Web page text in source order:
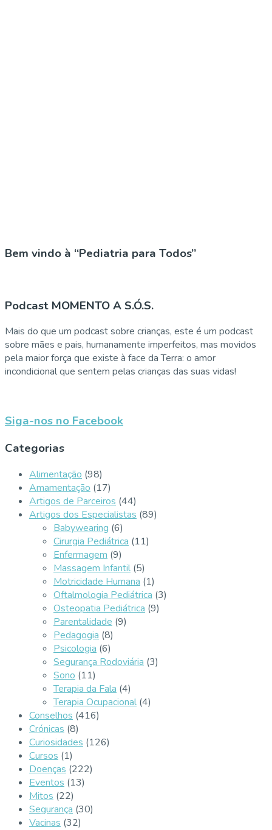
Bem vindo à “Pediatria para Todos”
Podcast MOMENTO A S.Ó.S.
Mais do que um podcast sobre crianças, este é um podcast
sobre mães e pais, humanamente imperfeitos, mas movidos
pela maior força que existe à face da Terra: o amor
incondicional que sentem pelas crianças das suas vidas!
Siga-nos no Facebook
Categorias
Alimentação (98)
Amamentação (17)
Artigos de Parceiros (44)
Artigos dos Especialistas (89)
Babywearing (6)
Cirurgia Pediátrica (11)
Enfermagem (9)
Massagem Infantil (5)
Motricidade Humana (1)
Oftalmologia Pediátrica (3)
Osteopatia Pediátrica (9)
Parentalidade (9)
Pedagogia (8)
Psicologia (6)
Segurança Rodoviária (3)
Sono (11)
Terapia da Fala (4)
Terapia Ocupacional (4)
Conselhos (416)
Crónicas (8)
Curiosidades (126)
Cursos (1)
Doenças (222)
Eventos (13)
Mitos (22)
Segurança (30)
Vacinas (32)